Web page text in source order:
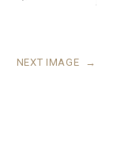
NEXT IMAGE →